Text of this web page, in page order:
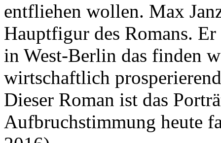
entfliehen wollen. Max
Hauptfigur des Romans.
in West-Berlin das finden
wirtschaftlich
Dieser Roman ist das
Aufbruchstimmung heute